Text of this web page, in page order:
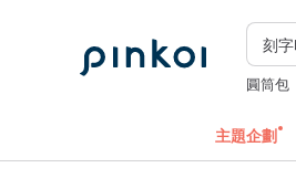
圓筒包
主題企劃